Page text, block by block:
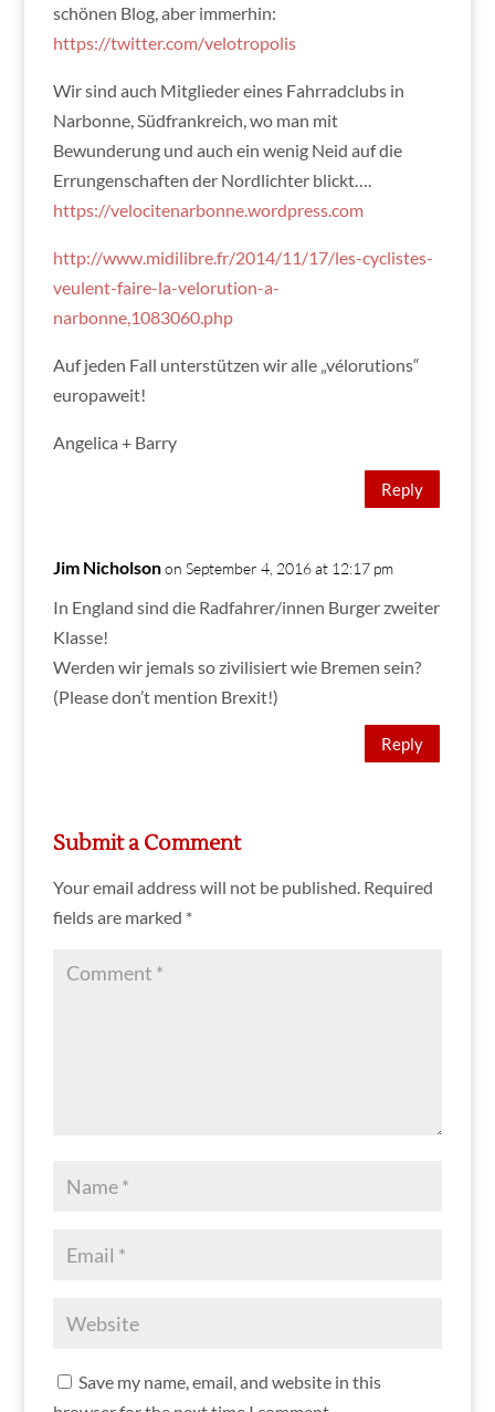
schönen Blog, aber immerhin:
https://twitter.com/velotropolis
Wir sind auch Mitglieder eines Fahrradclubs in
Narbonne, Südfrankreich, wo man mit
Bewunderung und auch ein wenig Neid auf die
Errungenschaften der Nordlichter blickt….
https://velocitenarbonne.wordpress.com
http://www.midilibre.fr/2014/11/17/les-cyclistes-
veulent-faire-la-velorution-a-
narbonne,1083060.php
Auf jeden Fall unterstützen wir alle „vélorutions“
europaweit!
Angelica + Barry
Reply
Jim Nicholson on September 4, 2016 at 12:17 pm
In England sind die Radfahrer/innen Burger zweiter
Klasse!
Werden wir jemals so zivilisiert wie Bremen sein?
(Please don’t mention Brexit!)
Reply
Submit a Comment
Your email address will not be published. Required
fields are marked *
Save my name, email, and website in this